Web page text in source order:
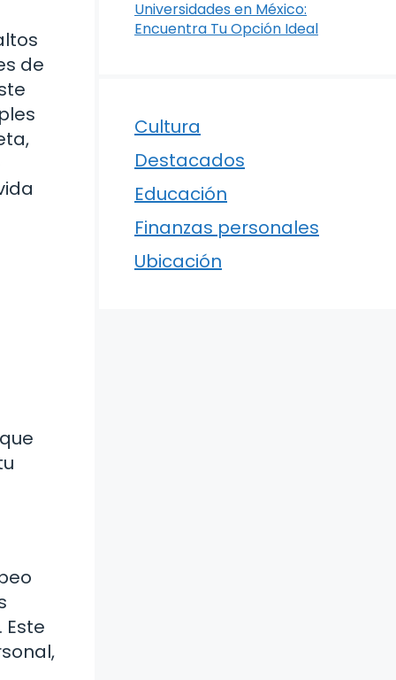
de
Universidades en México:
Encuentra Tu Opción Ideal
Cultura
Destacados
Educación
Finanzas personales
Ubicación